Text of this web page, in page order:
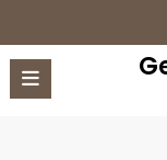
content